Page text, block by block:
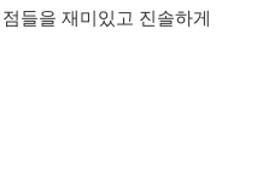
들을 재미있고 진솔하게